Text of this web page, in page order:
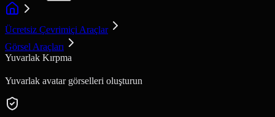
Ücretsiz Çevrimiçi Araçlar
Görsel Araçları
Yuvarlak Kırpma
Yuvarlak avatar görselleri oluşturun